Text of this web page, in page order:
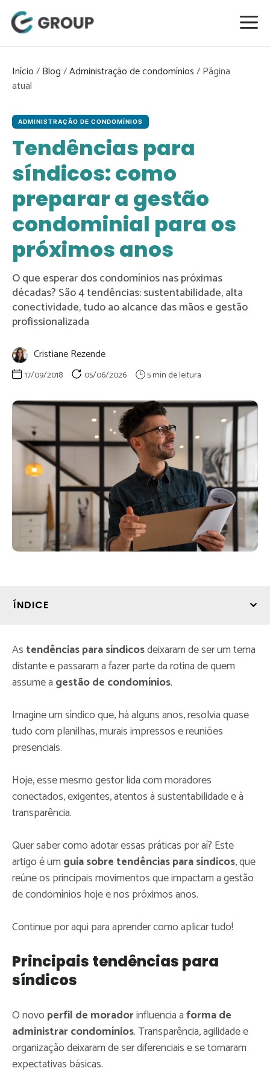
para
conteúdo
Início/Blog/Administração de condomínios/
ADMINISTRAÇÃO DE CONDOMÍNIOS
Tendências para
síndicos: como
preparar a gestão
condominial para os
próximos anos
O que esperar dos condomínios nas próximas
décadas? São 4 tendências: sustentabilidade, alta
conectividade, tudo ao alcance das mãos e gestão
profissionalizada
Cristiane Rezende
17/09/2018 05/06/2026
ÍNDICE
As tendências para síndicosdeixaram de ser um tema
distante e passaram a fazer parte da rotina de quem
assume a gestão de condomínios.
Imagine um síndico que, há alguns anos, resolvia quase
tudo com planilhas, murais impressos e reuniões
presenciais.
Hoje, esse mesmo gestor lida com moradores
conectados, exigentes, atentos à sustentabilidade e à
transparência.
Quer saber como adotar essas práticas por aí? Este
artigo é um guia sobre tendências para síndicos, que
reúne os principais movimentos que impactam a gestão
de condomínios hoje e nos próximos anos.
Continue por aqui para aprender como aplicar tudo!
Principais tendências para
síndicos
O novo perfil de moradorinfluencia aforma de
administrar condomínios. Transparência, agilidade e
organização deixaram de ser diferenciais e se tornaram
expectativas básicas.